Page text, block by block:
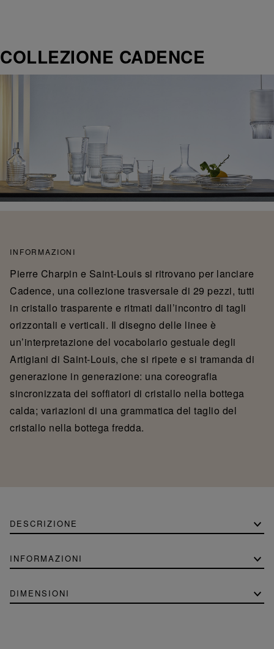
COLLEZIONE CADENCE
INFORMAZIONI
Pierre Charpin e Saint-Louis si ritrovano per lanciare
Cadence, una collezione trasversale di 29 pezzi, tutti
in cristallo trasparente e ritmati dall’incontro di tagli
orizzontali e verticali. Il disegno delle linee è
un’interpretazione del vocabolario gestuale degli
Artigiani di Saint-Louis, che si ripete e si tramanda di
generazione in generazione: una coreografia
sincronizzata dei soffiatori di cristallo nella bottega
calda; variazioni di una grammatica del taglio del
cristallo nella bottega fredda.
DESCRIZIONE
INFORMAZIONI
DIMENSIONI